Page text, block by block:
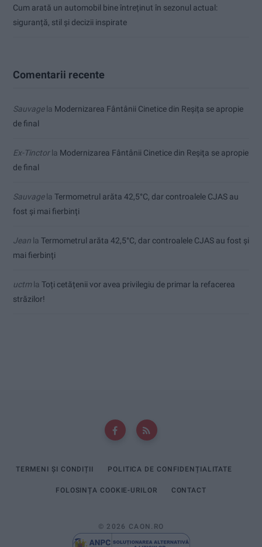
Cum arată un automobil bine întreținut în sezonul actual:
siguranță, stil și decizii inspirate
Comentarii recente
Sauvagela Modernizarea Fântânii Cinetice din Reșița se apropie
de final
Ex-Tinctorla Modernizarea Fântânii Cinetice din Reșița se apropie
de final
Sauvagela Termometrul arăta 42,5°C, dar controalele CJAS au
fost și mai fierbinți
Jean la Termometrul arăta 42,5°C, dar controalele CJAS au fost și
mai fierbinți
uctmla Toți cetățenii vor avea privilegiu de primar la refacerea
străzilor!
TERMENI ȘI CONDIȚII POLITICA DE CONFIDENȚIALITATE
FOLOSINȚA COOKIE-URILOR CONTACT
© 2026 CAON.RO